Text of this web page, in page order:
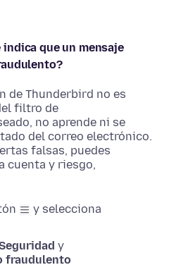
que un mensaje
de Thunderbird no es
filtro de
no aprende ni se
del correo electrónico.
falsas, puedes
cuenta y riesgo,
y selecciona
y
fraudulento